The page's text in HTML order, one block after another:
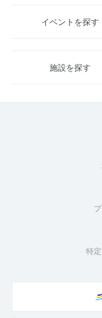
イベントを探す
施設を探す
特